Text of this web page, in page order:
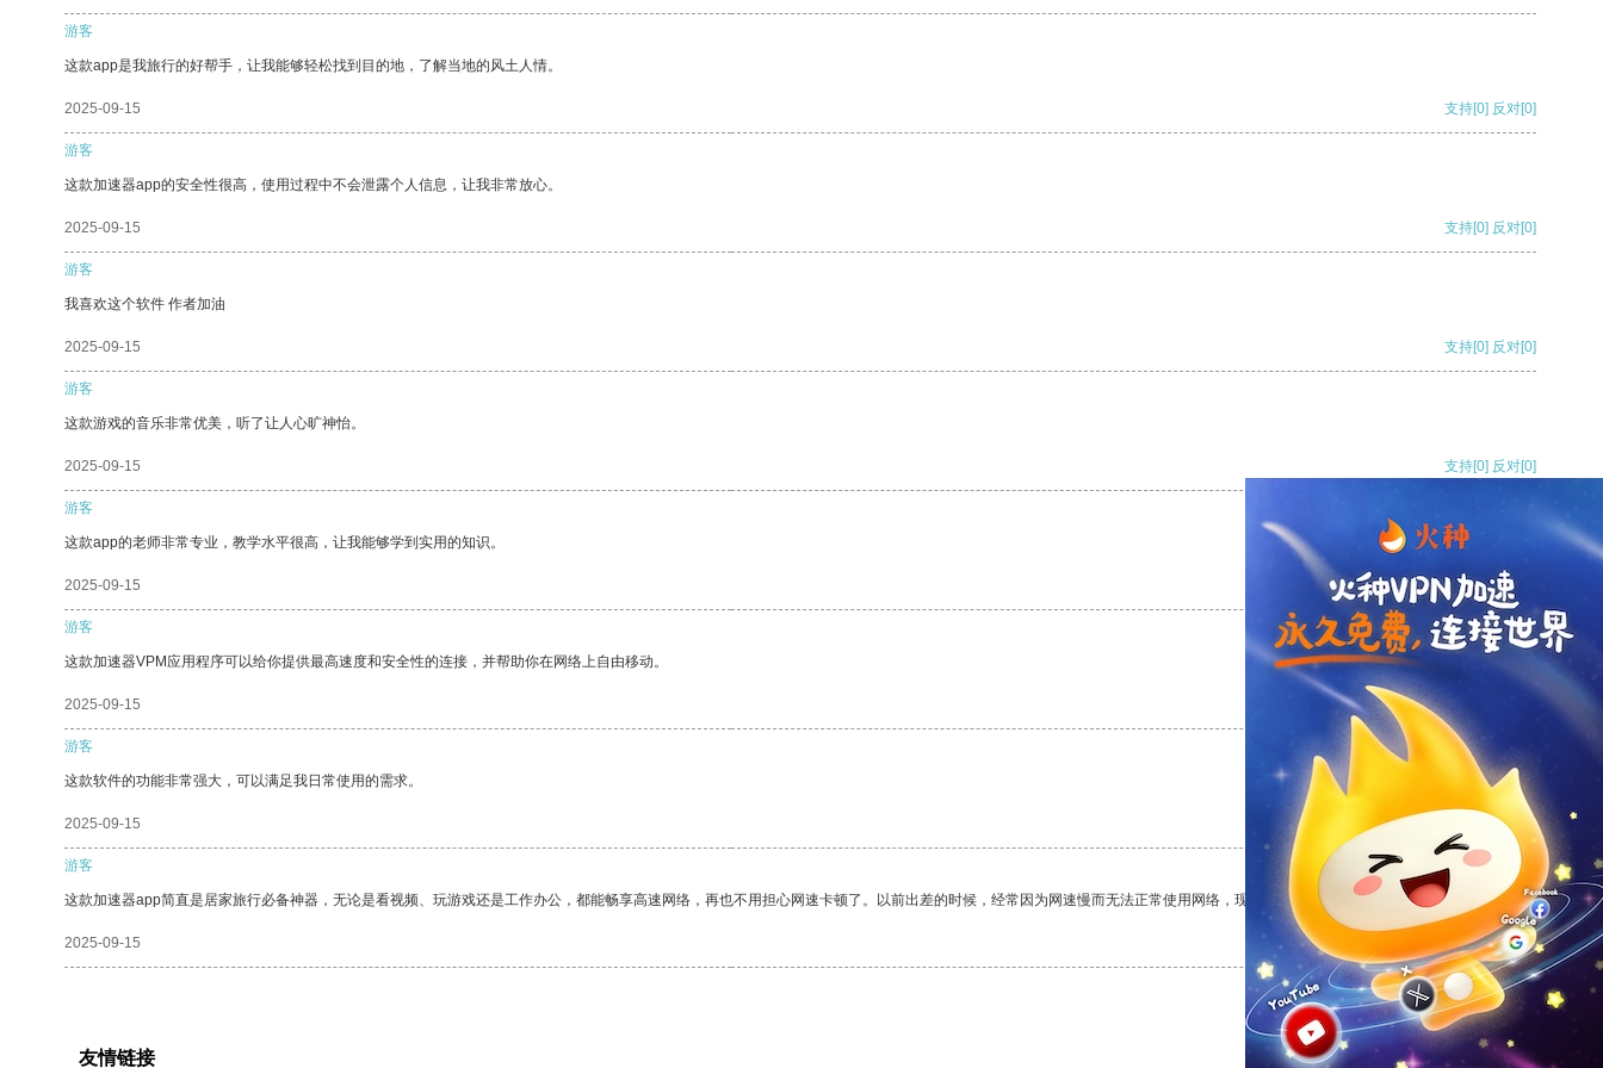
游客
这款app是我旅行的好帮手，让我能够轻松找到目的地，了解当地的风土人情。
2025-09-15 支持[0] 反对[0]
游客
这款加速器app的安全性很高，使用过程中不会泄露个人信息，让我非常放心。
2025-09-15 支持[0] 反对[0]
游客
我喜欢这个软件 作者加油
2025-09-15 支持[0] 反对[0]
游客
这款游戏的音乐非常优美，听了让人心旷神怡。
2025-09-15 支持[0] 反对[0]
游客
这款app的老师非常专业，教学水平很高，让我能够学到实用的知识。
2025-09-15 支持[0] 反对
游客
这款加速器VPM应用程序可以给你提供最高速度和安全性的连接，并帮助你在网络上自由移动。
2025-09-15 支持
游客
这款软件的功能非常强大，可以满足我日常使用的需求。
2025-09-15 反对 [0]
游客
这款加速器app简直是居家旅行必备神器，无论是看视频、玩游戏还是工作办公，都能畅享高速网络，再也不用担心网速卡顿了。以前出差的时候，经常因为网速慢而无法正常使用网络，现在有了这个app，我再也不用担心了。
2025-09-15 支持[0] 反对[0]
友情链接